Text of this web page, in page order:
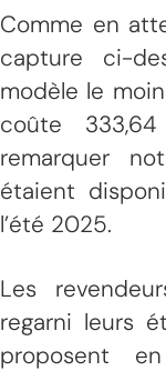
Comme en
capture ci-
modèle le
coûte
remarquer
étaient
l’été 2025.
Les
regarni leurs
proposent